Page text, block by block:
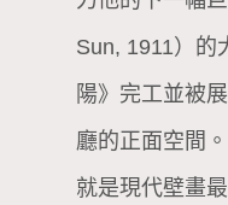
Sun, 1911）的
陽》完工並被
廳的正面空間
就是現代壁畫